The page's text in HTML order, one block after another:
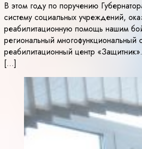
В этом году по поручению
систему социальных учреждений,
реабилитационную помощь нашим
региональный многофункциональный
реабилитационный центр
[…]